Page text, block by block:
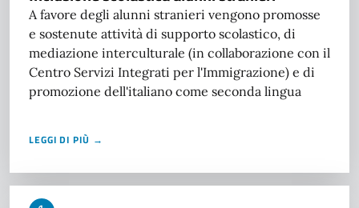
A favore degli alunni stranieri vengono promosse
e sostenute attività di supporto scolastico, di
mediazione interculturale (in collaborazione con il
Centro Servizi Integrati per l'Immigrazione) e di
promozione dell'italiano come seconda lingua
LEGGI DI PIÙ →